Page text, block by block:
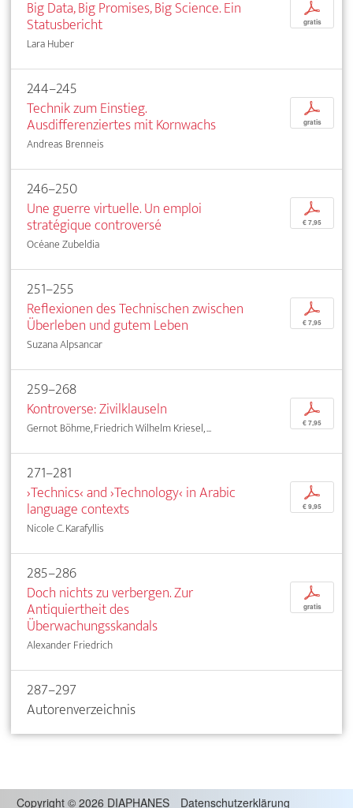
Big Data, Big Promises, Big Science. Ein
Statusbericht
Lara Huber
p
gratis
244–245
Technik zum Einstieg.
Ausdifferenziertes mit Kornwachs
Andreas Brenneis
p
gratis
246–250
Une guerre virtuelle. Un emploi
stratégique controversé
Océane Zubeldia
p
€ 7,95
251–255
Reflexionen des Technischen zwischen
Überleben und gutem Leben
Suzana Alpsancar
p
€ 7,95
259–268
Kontroverse: Zivilklauseln
Gernot Böhme, Friedrich Wilhelm Kriesel, ...
p
€ 7,95
271–281
›Technics‹ and ›Technology‹ in Arabic
language contexts
Nicole C. Karafyllis
p
€ 9,95
285–286
Doch nichts zu verbergen. Zur
Antiquiertheit des
Überwachungsskandals
Alexander Friedrich
p
gratis
287–297
Autorenverzeichnis
Copyright © 2026 DIAPHANES Datenschutzerklärung